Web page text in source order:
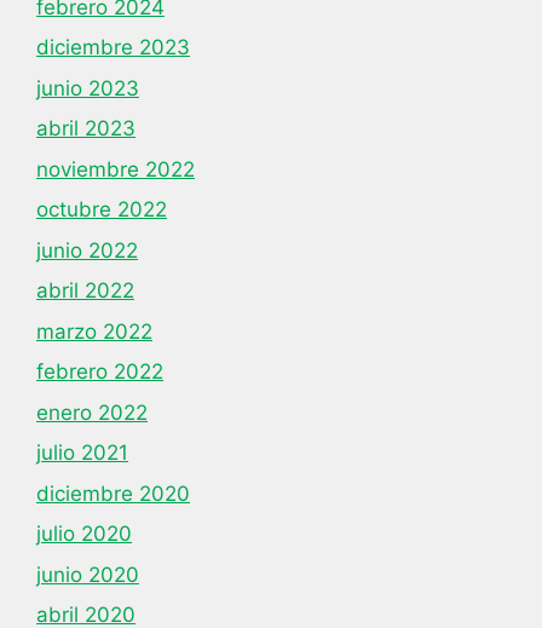
febrero 2024
diciembre 2023
junio 2023
abril 2023
noviembre 2022
octubre 2022
junio 2022
abril 2022
marzo 2022
febrero 2022
enero 2022
julio 2021
diciembre 2020
julio 2020
junio 2020
abril 2020